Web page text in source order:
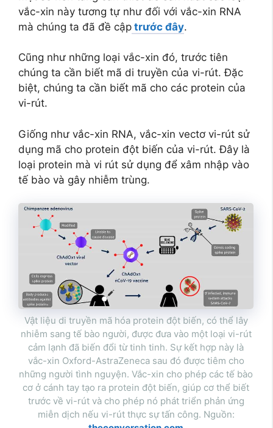
vắc-xin này tương tự như đối với vắc-xin RNA
mà chúng ta đã đề cập trước đây.
Cũng như những loại vắc-xin đó, trước tiên
chúng ta cần biết mã di truyền của vi-rút. Đặc
biệt, chúng ta cần biết mã cho các protein của
vi-rút.
Giống như vắc-xin RNA, vắc-xin vectơ vi-rút sử
dụng mã cho protein đột biến của vi-rút. Đây là
loại protein mà vi rút sử dụng để xâm nhập vào
tế bào và gây nhiễm trùng.
Vật liệu di truyền mã hóa protein đột biến, có thể lây
nhiễm sang tế bào người, được đưa vào một loại vi-rút
cảm lạnh đã biến đổi từ tinh tinh. Sự kết hợp này là
vắc-xin Oxford-AstraZeneca sau đó được tiêm cho
những người tình nguyện. Vắc-xin cho phép các tế bào
cơ ở cánh tay tạo ra protein đột biến, giúp cơ thể biết
trước về vi-rút và cho phép nó phát triển phản ứng
miễn dịch nếu vi-rút thực sự tấn công. Nguồn: